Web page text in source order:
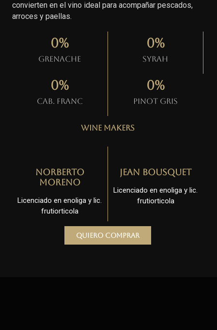
convierten en el vino ideal para acompañar pescados,
arroces y paellas.
Grenache
0%
Syrah
0%
Cab. Franc
0%
Pinot gris
0%
Wine Makers
Norberto
Moreno
Licenciado en enoliga y lic.
frutiorticola
Jean Bousquet
Licenciado en enoliga y lic.
frutiorticola
Quiero comprar